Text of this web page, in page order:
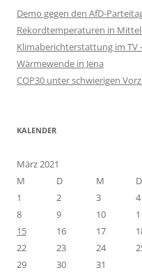
Demo gegen den AfD-
Rekordtemperaturen in
Klimaberichterstattung im TV
Wärmewende in Jena
COP30 unter schwierigen
KALENDER
März 2021
M
D M D
1
2 3 4
8
9 10
15
16 17
22
23 24
29
30
31